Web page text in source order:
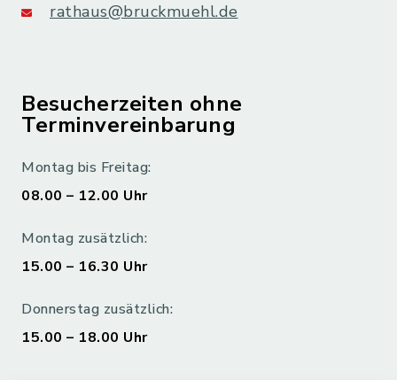
rathaus@bruckmuehl.de
Besucherzeiten ohne
Terminvereinbarung
Montag bis Freitag:
08.00 – 12.00 Uhr
Montag zusätzlich:
15.00 – 16.30 Uhr
Donnerstag zusätzlich:
15.00 – 18.00 Uhr